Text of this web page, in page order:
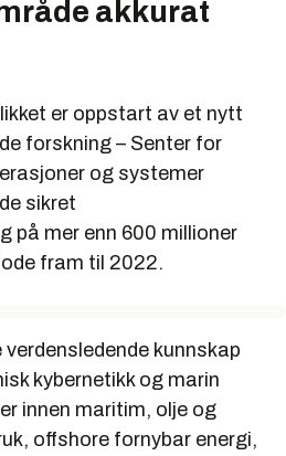
akkurat
er oppstart av et nytt
forskning – Senter for
og systemer
sikret
på mer enn 600 millioner
fram til 2022.
verdensledende kunnskap
kybernetikk og marin
innen maritim, olje og
offshore fornybar energi,